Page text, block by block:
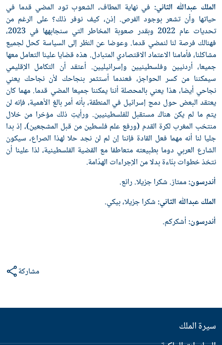
الملك عبدﷲ الثاني: في نهاية المطاف، الشعوب تود المضي قدما في
حياتها وأن تشعر بوجود الفرص. إذن، كيف نوفر ذلك؟ على الرغم من
تحديات عام 2022 وبقدر صعوبة المخاطر التي سنجابهها في 2023،
فهنالك فرصة لنا لنمضي قدما. وعوضا عن النظر إلى السياسة كحل لجميع
مشاكلنا، فأمامنا الاعتماد الاقتصادي المتبادل. هذه قضايا علينا التعامل معها
جميعا، أردنيين وفلسطينيين وإسرائيليين. أعتقد أن التكامل الإقليمي
سيمكننا من كسر الحواجز، فعندما أستثمر بنجاحك لأن نجاحك يعني
نجاحي أيضا، هذا يعني بالمحصلة أننا يمكننا جميعا المضي قدما. مهما كان
يعتقد البعض حول دمج إسرائيل في المنطقة، بأنه أمر بالغ الأهمية، فإنه لن
يتم ما لم يكن هناك مستقبل للفلسطينيين. ورأيتِ ذلك مؤخرا من خلال
منتخب المغرب لكرة القدم (ورفع علم فلسطين من قبل المشجعين)، إذ بدا
جليا لنا أنه مهما فعل القادة فإننا إن لم لن نجد حلا لهذا الصراع، سيكون
الشارع العربي دوما بطبيعته متعاطفا مع القضية الفلسطينية، لذا علينا أن
نتخذ خطوات بنّاءة بدلا من الإجراءات الهدّامة.
أندرسون:ممتاز. شكرا جزيلا. رائع.
الملك عبدﷲ الثاني: شكرا جزيلا، بيكي.
أندرسون: أشكركم.
مشاركة
سيرة الملك